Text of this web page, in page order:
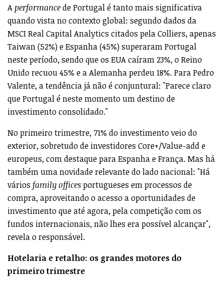
A performancede Portugal é tanto mais significativa
quando vista no contexto global: segundo dados da
MSCI Real Capital Analytics citados pela Colliers, apenas
Taiwan (52%) e Espanha (45%) superaram Portugal
neste período, sendo que os EUA caíram 23%, o Reino
Unido recuou 45% e a Alemanha perdeu 18%. Para Pedro
Valente, a tendência já não é conjuntural: "Parece claro
que Portugal é neste momento um destino de
investimento consolidado."
No primeiro trimestre, 71% do investimento veio do
exterior, sobretudo de investidores Core+/Value-add e
europeus, com destaque para Espanha e França. Mas há
também uma novidade relevante do lado nacional: "Há
vários family officesportugueses em processos de
compra, aproveitando o acesso a oportunidades de
investimento que até agora, pela competição com os
fundos internacionais, não lhes era possível alcançar",
revela o responsável.
Hotelaria e retalho: os grandes motores do
primeiro trimestre